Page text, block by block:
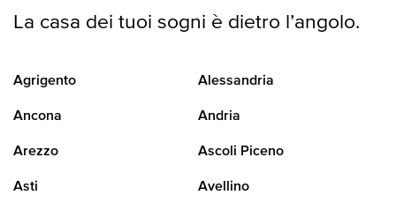
La casa dei tuoi sogni è dietro l’angolo.
Agrigento Alessandria
Ancona Andria
Arezzo Ascoli Piceno
Asti Avellino